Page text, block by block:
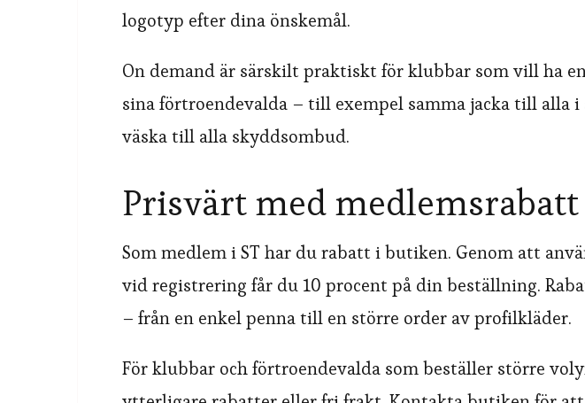
logotyp efter dina önskemål.
On demand är särskilt praktiskt för klubbar som vill ha
sina förtroendevalda – till exempel samma jacka till alla i
väska till alla skyddsombud.
Prisvärt med medlemsrabatt
Som medlem i ST har du rabatt i butiken. Genom att
vid registrering får du 10 procent på din beställning.
– från en enkel penna till en större order av profilkläder.
För klubbar och förtroendevalda som beställer större